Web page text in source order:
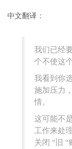
中文翻译：
我们已经
个不使这
我看到你
施加压力
情。
这可能不
工作来处
关闭 “旧